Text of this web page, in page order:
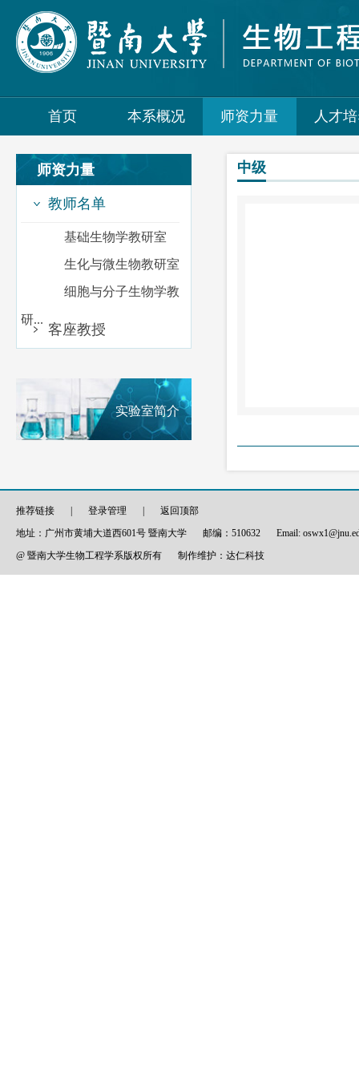
首页 本系概况 师资力量 人才
师资力量
教师名单
基础生物学教研室
生化与微生物教研室
细胞与分子生物学教
研...
客座教授
实验室简介
中级
推荐链接 登录管理
返回顶部
地址：广州市黄埔大道西601号 暨南大学
邮编：510632
Email:
@ 暨南大学生物工程学系版权所有
制作维护： 达仁科技